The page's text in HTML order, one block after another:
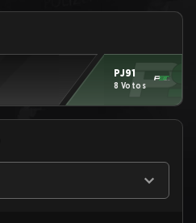
PJ91
8 Votos